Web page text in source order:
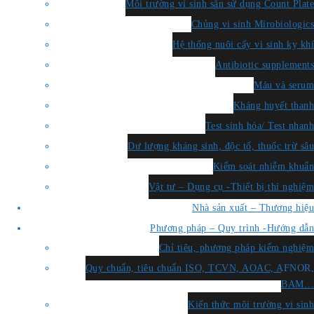
Môi trường vi sinh sẵn sử dụng Count Plate
Chủng vi sinh Mirobiologics
Hệ thống nuôi cấy vi sinh kỵ khí
Antibiotic supplements
Máu và serum
Kháng huyết thanh
Test sinh hóa/ Test nhanh
Dư lượng kháng sinh, độc tố, thuốc trừ sâu
Kiểm soát nhiễm khuẩn
Vật tư – Dụng cụ -Thiết bị thí nghiệm
Nhà sản xuất – Thương hiệu
Phương pháp – Quy trình -Hướng dẫn
Chỉ tiêu, phương pháp kiểm nghiệm
Quy chuẩn, tiêu chuẩn ISO, TCVN, AOAC, AFNOR,
BAM…
Kiến thức môi trường vi sinh